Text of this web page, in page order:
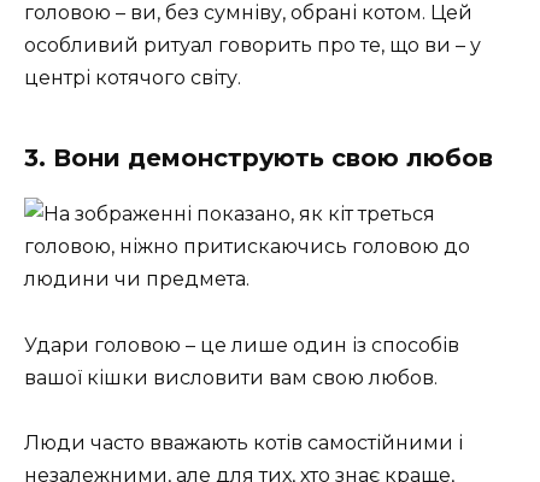
головою – ви, без сумніву, обрані котом. Цей
особливий ритуал говорить про те, що ви – у
центрі котячого світу.
3. Вони демонструють свою любов
Удари головою – це лише один із способів
вашої кішки висловити вам свою любов.
Люди часто вважають котів самостійними і
незалежними, але для тих, хто знає краще,